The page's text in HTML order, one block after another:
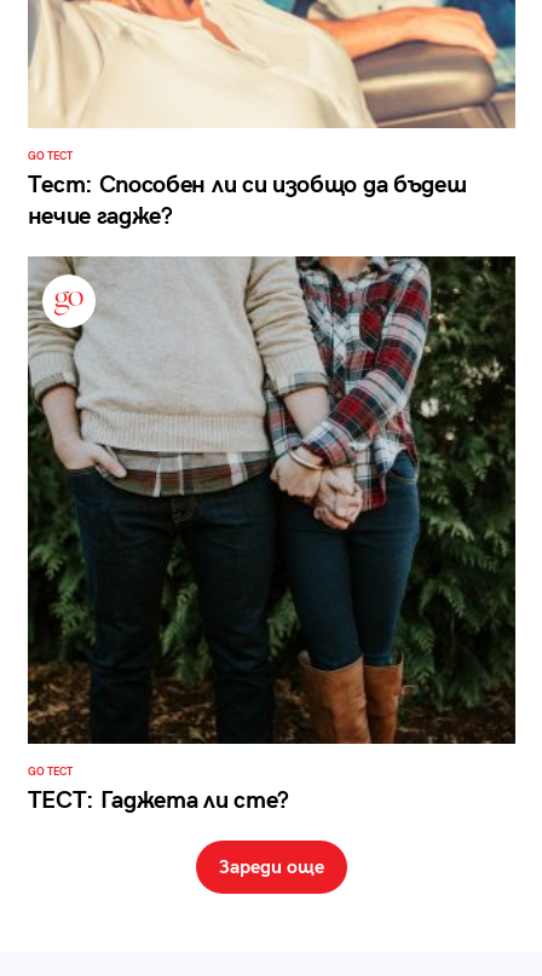
GO ТЕСТ
Тест: Способен ли си изобщо да бъдеш
нечие гадже?
GO ТЕСТ
ТЕСТ: Гаджета ли сте?
Зареди още